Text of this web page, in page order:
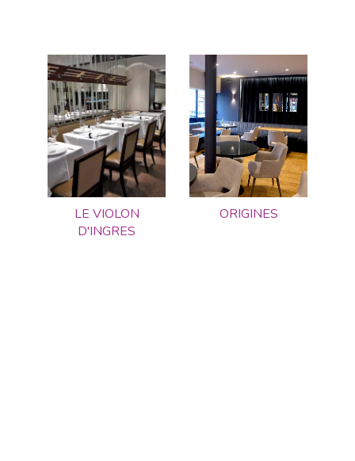
LE VIOLON
D'INGRES
ORIGINES